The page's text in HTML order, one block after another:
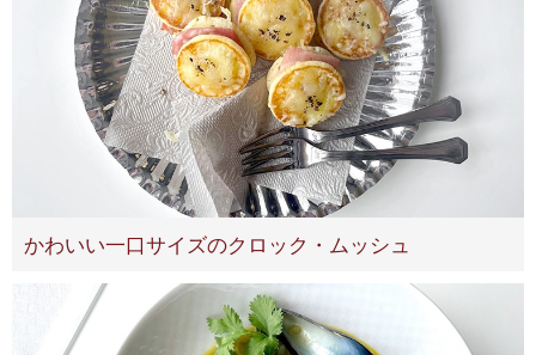
かわいい一口サイズのクロック・ムッシュ